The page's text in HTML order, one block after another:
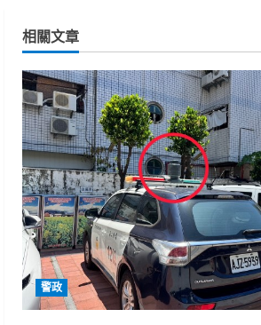
i
n
u
e
R
e
a
d
相關文章
警政